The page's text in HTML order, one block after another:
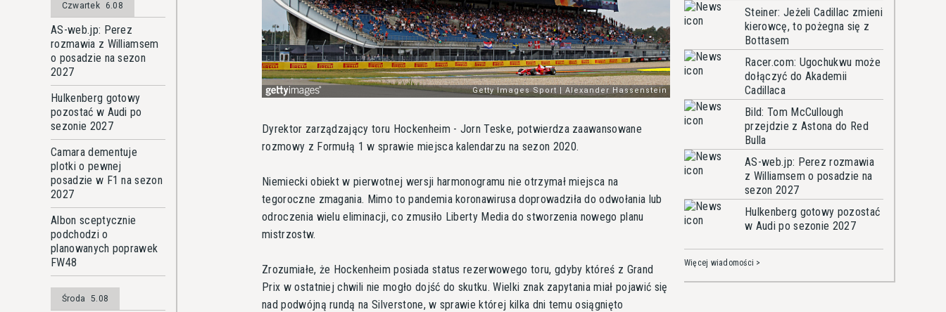
Czwartek 6.08
AS-web.jp: Perez
rozmawia z Williamsem
o posadzie na sezon
2027
Hulkenberg gotowy
pozostać w Audi po
sezonie 2027
Camara dementuje
plotki o pewnej
posadzie w F1 na sezon
2027
Albon sceptycznie
podchodzi o
planowanych poprawek
FW48
Środa 5.08
Dyrektor zarządzający toru Hockenheim - Jorn Teske, potwierdza zaawansowane
rozmowy z Formułą 1 w sprawie miejsca kalendarzu na sezon 2020.
Niemiecki obiekt w pierwotnej wersji harmonogramu nie otrzymał miejsca na
tegoroczne zmagania. Mimo to pandemia koronawirusa doprowadziła do odwołania lub
odroczenia wielu eliminacji, co zmusiło Liberty Media do stworzenia nowego planu
mistrzostw.
Zrozumiałe, że Hockenheim posiada status rezerwowego toru, gdyby któreś z Grand
Prix w ostatniej chwili nie mogło dojść do skutku. Wielki znak zapytania miał pojawić się
nad podwójną rundą na Silverstone, w sprawie której kilka dni temu osiągnięto
Steiner: Jeżeli Cadillac zmieni
kierowcę, to pożegna się z
Bottasem
Racer.com: Ugochukwu może
dołączyć do Akademii
Cadillaca
Bild: Tom McCullough
przejdzie z Astona do Red
Bulla
AS-web.jp: Perez rozmawia
z Williamsem o posadzie na
sezon 2027
Hulkenberg gotowy pozostać
w Audi po sezonie 2027
Więcej wiadomości >